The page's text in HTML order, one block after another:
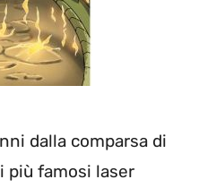
dalla comparsa di
più famosi laser